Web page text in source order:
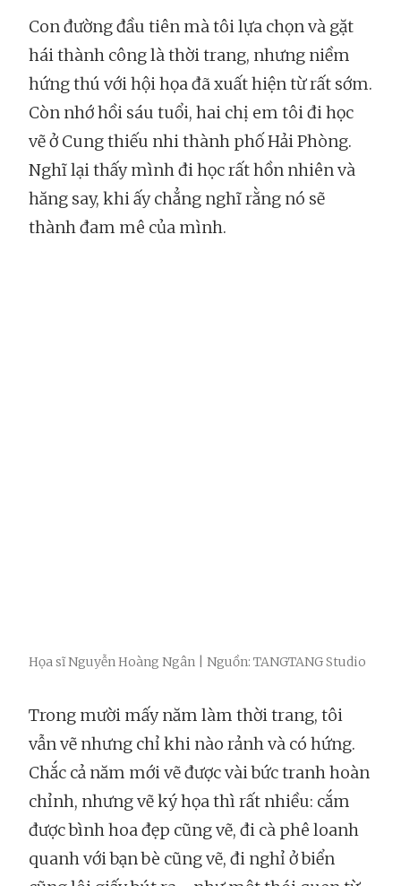
Con đường đầu tiên mà tôi lựa chọn và gặt
hái thành công là thời trang, nhưng niềm
hứng thú với hội họa đã xuất hiện từ rất sớm.
Còn nhớ hồi sáu tuổi, hai chị em tôi đi học
vẽ ở Cung thiếu nhi thành phố Hải Phòng.
Nghĩ lại thấy mình đi học rất hồn nhiên và
hăng say, khi ấy chẳng nghĩ rằng nó sẽ
thành đam mê của mình.
Họa sĩ Nguyễn Hoàng Ngân | Nguồn: TANGTANG Studio
Trong mười mấy năm làm thời trang, tôi
vẫn vẽ nhưng chỉ khi nào rảnh và có hứng.
Chắc cả năm mới vẽ được vài bức tranh hoàn
chỉnh, nhưng vẽ ký họa thì rất nhiều: cắm
được bình hoa đẹp cũng vẽ, đi cà phê loanh
quanh với bạn bè cũng vẽ, đi nghỉ ở biển